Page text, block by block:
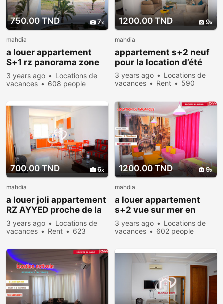
750.00 TND 7
mahdia
a louer appartement
S+1 rz panorama zone
touristique mahdia
3 years ago
Locations de
vacances
608 people
1200.00 TND 9
mahdia
appartement s+2 neuf
pour la location d’été
3 years ago
Locations de
vacances
Rent
590
700.00 TND 6
mahdia
a louer joli appartement
RZ AYYED proche de la
mer pour vacance
3 years ago
Locations de
vacances
Rent
623
1200.00 TND 9
mahdia
a louer appartement
s+2 vue sur mer en
plein zone touristique
3 years ago
Locations de
vacances
602 people